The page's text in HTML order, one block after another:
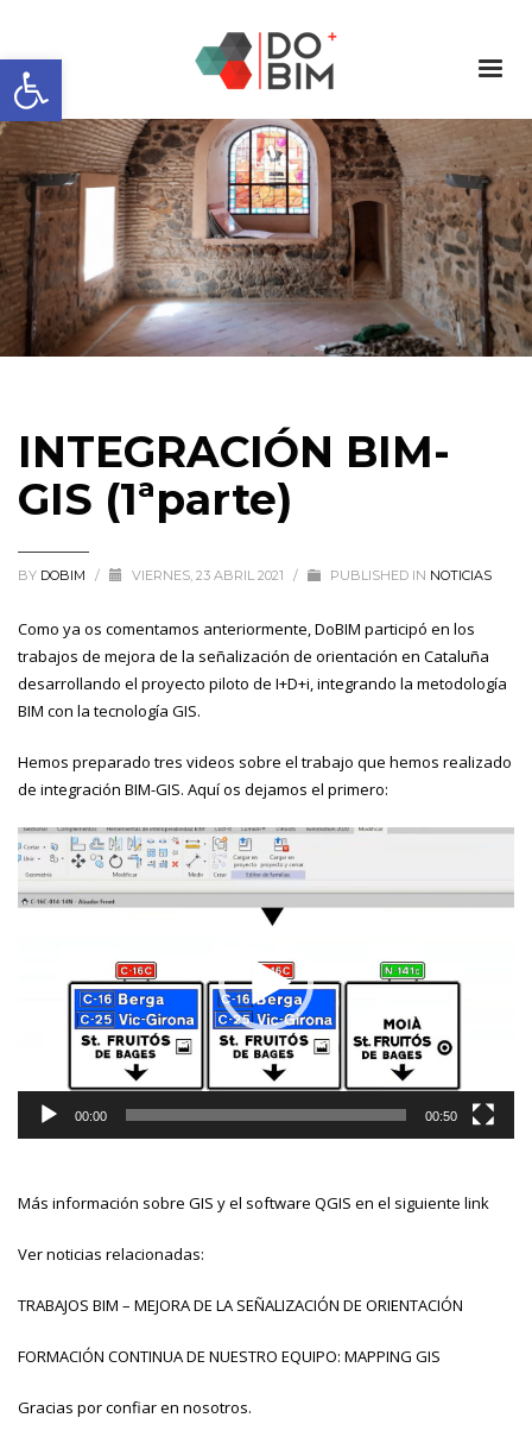
Abrir barra de herramientas
INTEGRACIÓN BIM-
GIS (1ªparte)
BY DOBIM / VIERNES, 23 ABRIL 2021 / PUBLISHED IN NOTICIAS
Como ya os comentamos anteriormente, DoBIM participó en los
trabajos de mejora de la señalización de orientación en Cataluña
desarrollando el proyecto piloto de I+D+i, integrando la metodología
BIM con la tecnología GIS.
Hemos preparado tres videos sobre el trabajo que hemos realizado
de integración BIM-GIS. Aquí os dejamos el primero:
Reproductor
de
vídeo
00:00 00:50
Más información sobre GIS y el software QGIS en el siguiente link
Ver noticias relacionadas:
TRABAJOS BIM – MEJORA DE LA SEÑALIZACIÓN DE ORIENTACIÓN
FORMACIÓN CONTINUA DE NUESTRO EQUIPO: MAPPING GIS
Gracias por confiar en nosotros.